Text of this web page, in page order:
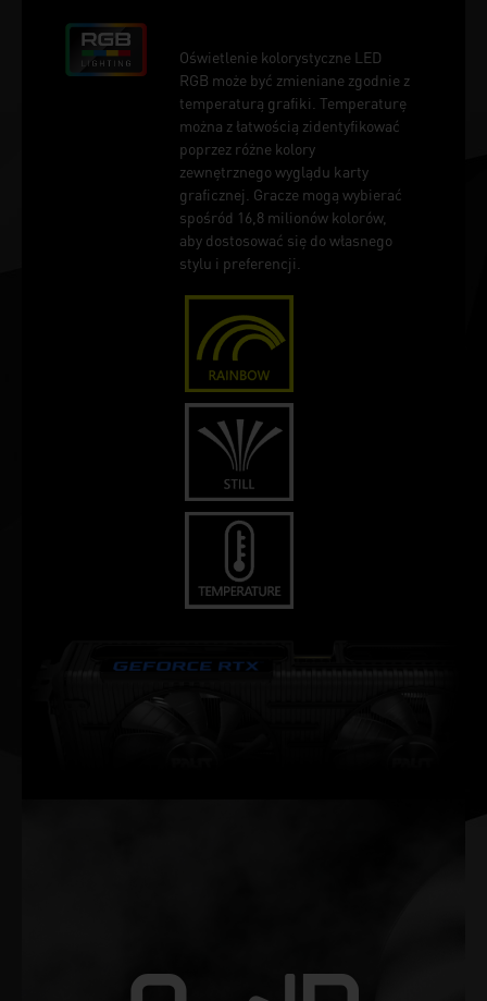
Oświetlenie kolorystyczne LED
RGB może być zmieniane zgodnie z
temperaturą grafiki. Temperaturę
można z łatwością zidentyfikować
poprzez różne kolory
zewnętrznego wyglądu karty
graficznej. Gracze mogą wybierać
spośród 16,8 milionów kolorów,
aby dostosować się do własnego
stylu i preferencji.